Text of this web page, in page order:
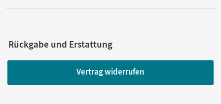
Rückgabe und Erstattung
Vertrag widerrufen